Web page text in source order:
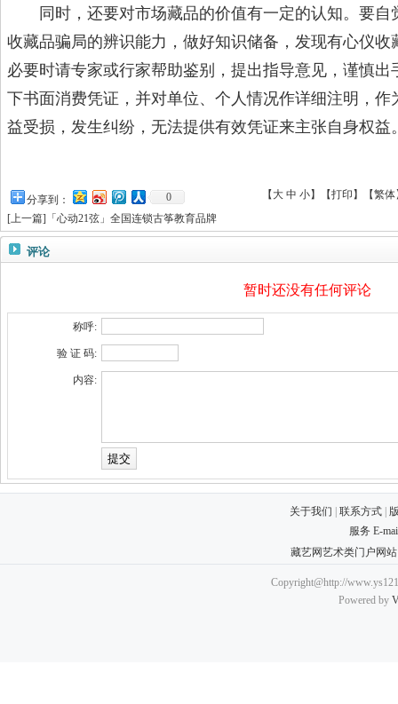
同时，还要对市场藏品的价值有一定的认知。要自
收藏品骗局的辨识能力，做好知识储备，发现有心仪
必要时请专家或行家帮助鉴别，提出指导意见，谨慎
下书面消费凭证，并对单位、个人情况作详细注明，
益受损，发生纠纷，无法提供有效凭证来主张自身权益
分享到： 0 【 大 中 小】【打印 】 【繁体
[上一篇] 「心动21弦」全国连锁古筝教育品牌
评论
暂时还没有任何评论
称呼:
验 证 码:
内容:
关于我们 联系方式
服务 E-
藏艺网艺术类门户网
Copyright@http://
Powered by